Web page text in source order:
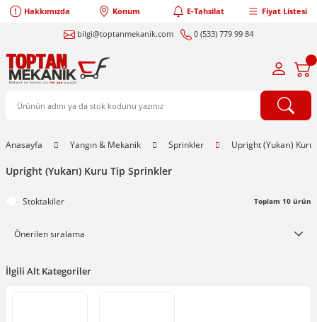
Hakkımızda Konum E-Tahsilat Fiyat Listesi
bilgi@toptanmekanik.com 0 (533) 779 99 84
Anasayfa Yangın & Mekanik Sprinkler Upright (Yukarı)
Upright (Yukarı) Kuru Tip Sprinkler
Stoktakiler Toplam 10 ürün
İlgili Alt Kategoriler